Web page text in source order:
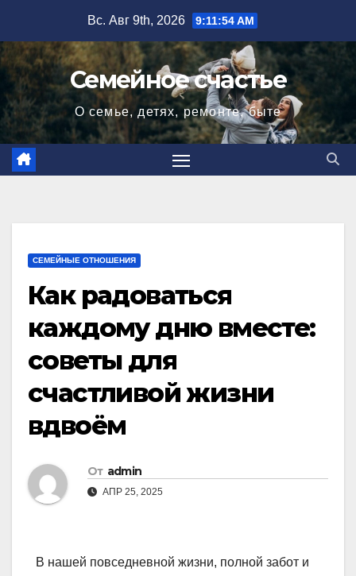
содержимому
Вс. Авг 9th, 2026 9:11:55 AM
Семейное счастье
О семье, детях, ремонте, быте
СЕМЕЙНЫЕ ОТНОШЕНИЯ
Как радоваться
каждому дню вместе:
советы для
счастливой жизни
вдвоём
От admin
АПР 25, 2025
В нашей повседневной жизни, полной забот и